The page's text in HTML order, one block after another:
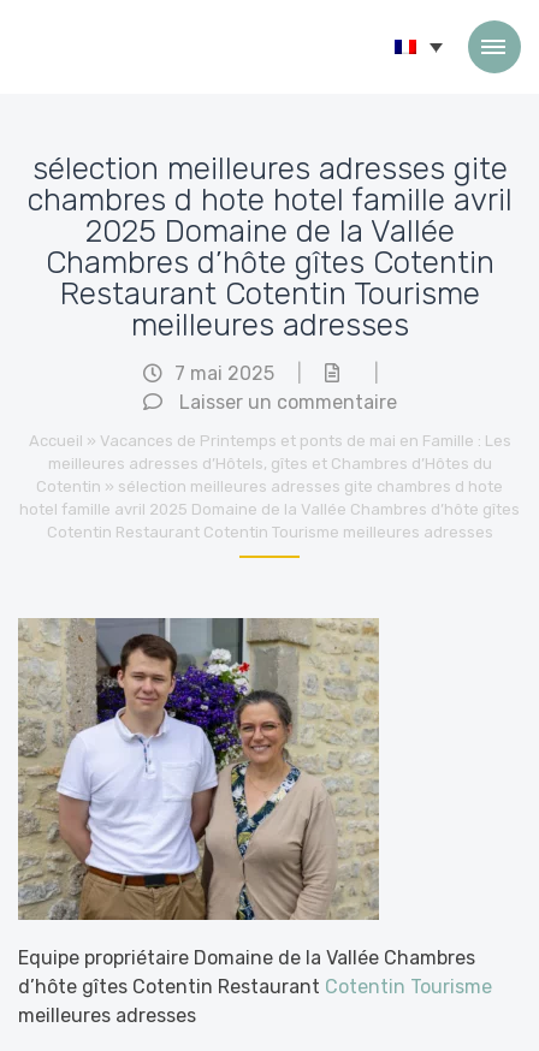
sélection meilleures adresses gite
chambres d hote hotel famille avril
2025 Domaine de la Vallée
Chambres d’hôte gîtes Cotentin
Restaurant Cotentin Tourisme
meilleures adresses
7 mai 2025
Laisser un commentaire
Accueil » Vacances de Printemps et ponts de mai en Famille : Les
meilleures adresses d’Hôtels, gîtes et Chambres d’Hôtes du
Cotentin » sélection meilleures adresses gite chambres d hote
hotel famille avril 2025 Domaine de la Vallée Chambres d’hôte gîtes
Cotentin Restaurant Cotentin Tourisme meilleures adresses
Equipe propriétaire Domaine de la Vallée Chambres
d’hôte gîtes Cotentin Restaurant Cotentin Tourisme
meilleures adresses